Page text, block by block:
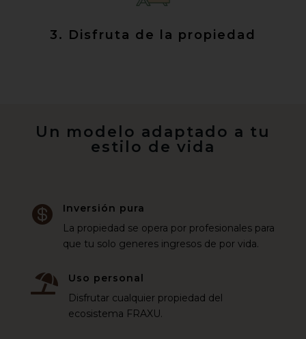
3. Disfruta de la propiedad
Un modelo adaptado a tu
estilo de vida

Inversión pura
La propiedad se opera por profesionales para
que tu solo generes ingresos de por vida.

Uso personal
Disfrutar cualquier propiedad del
ecosistema FRAXU.